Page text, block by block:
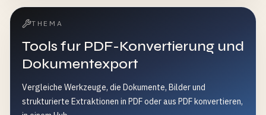
THEMA
Tools fur PDF-Konvertierung und
Dokumentexport
Vergleiche Werkzeuge, die Dokumente, Bilder und
strukturierte Extraktionen in PDF oder aus PDF konvertieren,